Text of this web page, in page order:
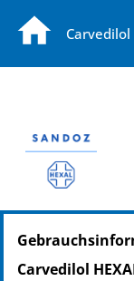
Carvedilol
PZN: 02227127
PPN: 110222712725
NTIN:Carvedilol